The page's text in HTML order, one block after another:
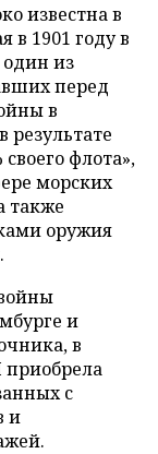
известна в
в 1901 году в
из
перед
в
флота»,
морских
также
оружия
и
в
приобрела
с
и